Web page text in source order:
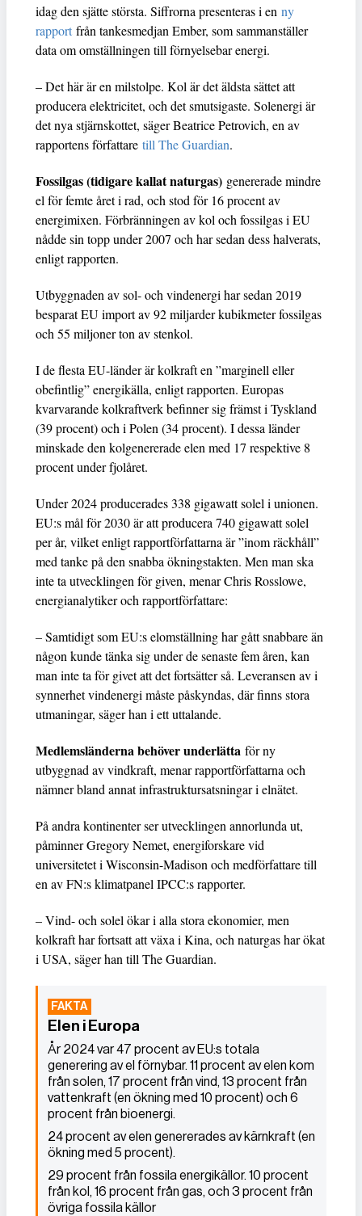
idag den sjätte största. Siffrorna presenteras i en ny
rapport från tankesmedjan Ember, som sammanställer
data om omställningen till förnyelsebar energi.
– Det här är en milstolpe. Kol är det äldsta sättet att
producera elektricitet, och det smutsigaste. Solenergi är
det nya stjärnskottet, säger Beatrice Petrovich, en av
rapportens författare till The Guardian.
Fossilgas (tidigare kallat naturgas) genererade mindre
el för femte året i rad, och stod för 16 procent av
energimixen. Förbränningen av kol och fossilgas i EU
nådde sin topp under 2007 och har sedan dess halverats,
enligt rapporten.
Utbyggnaden av sol- och vindenergi har sedan 2019
besparat EU import av 92 miljarder kubikmeter fossilgas
och 55 miljoner ton av stenkol.
I de flesta EU-länder är kolkraft en ”marginell eller
obefintlig” energikälla, enligt rapporten. Europas
kvarvarande kolkraftverk befinner sig främst i Tyskland
(39 procent) och i Polen (34 procent). I dessa länder
minskade den kolgenererade elen med 17 respektive 8
procent under fjolåret.
Under 2024 producerades 338 gigawatt solel i unionen.
EU:s mål för 2030 är att producera 740 gigawatt solel
per år, vilket enligt rapportförfattarna är ”inom räckhåll”
med tanke på den snabba ökningstakten. Men man ska
inte ta utvecklingen för given, menar Chris Rosslowe,
energianalytiker och rapportförfattare:
– Samtidigt som EU:s elomställning har gått snabbare än
någon kunde tänka sig under de senaste fem åren, kan
man inte ta för givet att det fortsätter så. Leveransen av i
synnerhet vindenergi måste påskyndas, där finns stora
utmaningar, säger han i ett uttalande.
Medlemsländerna behöver underlätta för ny
utbyggnad av vindkraft, menar rapportförfattarna och
nämner bland annat infrastruktursatsningar i elnätet.
På andra kontinenter ser utvecklingen annorlunda ut,
påminner Gregory Nemet, energiforskare vid
universitetet i Wisconsin-Madison och medförfattare till
en av FN:s klimatpanel IPCC:s rapporter.
– Vind- och solel ökar i alla stora ekonomier, men
kolkraft har fortsatt att växa i Kina, och naturgas har ökat
i USA, säger han till The Guardian.
Elen i Europa
År 2024 var 47 procent av EU:s totala
generering av el förnybar. 11 procent av elen kom
från solen, 17 procent från vind, 13 procent från
vattenkraft (en ökning med 10 procent) och 6
procent från bioenergi.
24 procent av elen genererades av kärnkraft (en
ökning med 5 procent).
29 procent från fossila energikällor. 10 procent
från kol, 16 procent från gas, och 3 procent från
övriga fossila källor